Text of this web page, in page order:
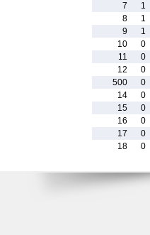
7
1
8
1
9
1
10
0
11
0
12
0
500
0
14
0
15
0
16
0
17
0
18
0